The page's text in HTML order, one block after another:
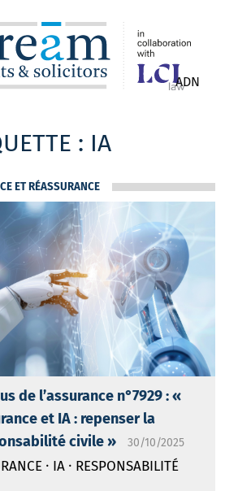
ADN
: IA
ET RÉASSURANCE
de l’assurance n°7929 : «
et IA : repenser la
civile »
30/10/2025
· IA · RESPONSABILITÉ